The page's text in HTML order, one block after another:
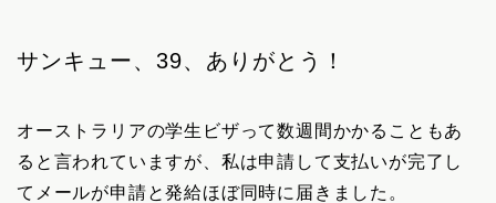
サンキュー、39、ありがとう！
オーストラリアの学生ビザって数週間かかることもあ
ると言われていますが、私は申請して支払いが完了し
てメールが申請と発給ほぼ同時に届きました。